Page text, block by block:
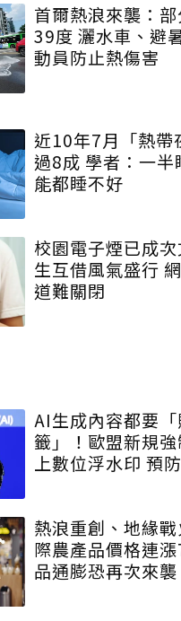
首爾熱浪來襲：
39度 灑水車、避
動員防止熱傷害
近10年7月「熱帶
過8成 學者：一半
能都睡不好
校園電子煙已成
生互借風氣盛行
道難關閉
AI生成內容都要「
籤」！歐盟新規
上數位浮水印 預
熱浪重創、地緣
際農產品價格連
品通膨恐再次來襲